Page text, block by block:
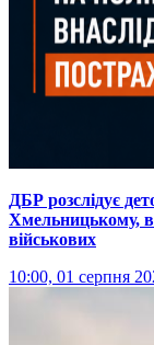
ДБР розслідує
Хмельницькому,
військових
10:00, 01 серпня